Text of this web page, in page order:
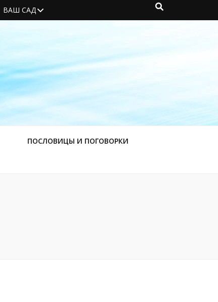
ВАШ САД
ПОСЛОВИЦЫ И ПОГОВОРКИ